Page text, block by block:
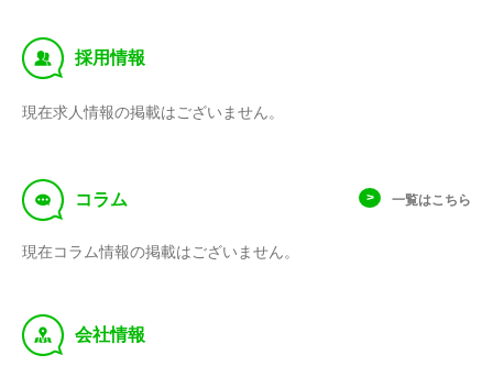
‰ 採用情報
現在求人情報の掲載はございません。
f コラム 一覧はこちら
現在コラム情報の掲載はございません。
y 会社情報